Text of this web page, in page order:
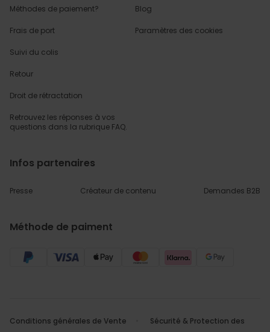
Méthodes de paiement?
Frais de port
Suivi du colis
Retour
Droit de rétractation
Retrouvez les réponses à vos
questions dans la rubrique FAQ.
Blog
Paramètres des cookies
Infos partenaires
Presse Créateur de contenu Demandes B2B
Méthode de paiment
Conditions générales de Vente
Sécurité & Protection des